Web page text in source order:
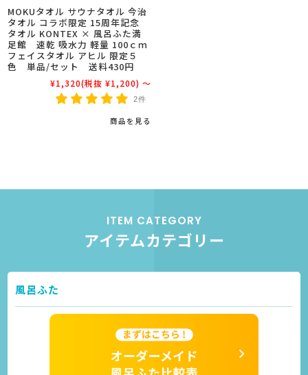
MOKUタオル サウナタオル 今治
タオル コラボ限定 15周年記念
タオル KONTEX × 風呂ふた満
足館 速乾 吸水力 軽量 100ｃｍ
フェイスタオル アヒル 限定５
色 単品/セット 送料430円
¥1,320(税抜 ¥1,200) ～
2件
商品を見る
ITEM CATEGORY
アイテムカテゴリー
風呂ふた